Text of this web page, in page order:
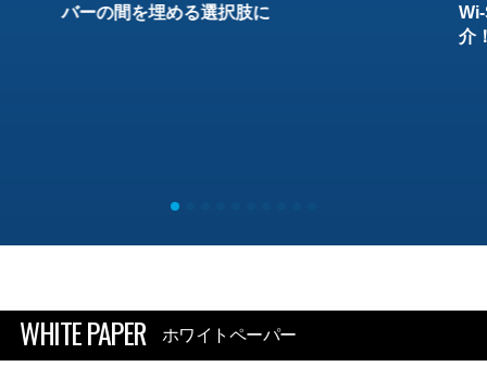
バーの間を埋める選択肢に
介
WHITE PAPER ホワイトペーパー